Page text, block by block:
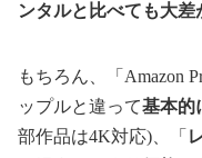
ンタルと比べても大差
もちろん、「Amazon
ップルと違って基本的
部作品は4K対応)、「